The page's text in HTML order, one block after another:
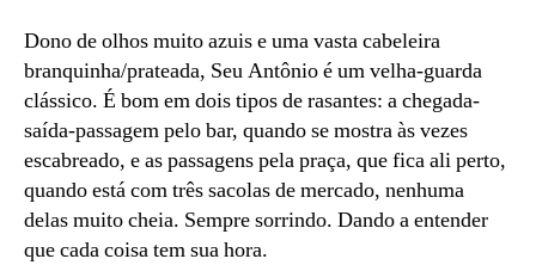
Dono de olhos muito azuis e uma vasta cabeleira
branquinha/prateada, Seu Antônio é um velha-guarda
clássico. É bom em dois tipos de rasantes: a chegada-
saída-passagem pelo bar, quando se mostra às vezes
escabreado, e as passagens pela praça, que fica ali perto,
quando está com três sacolas de mercado, nenhuma
delas muito cheia. Sempre sorrindo. Dando a entender
que cada coisa tem sua hora.